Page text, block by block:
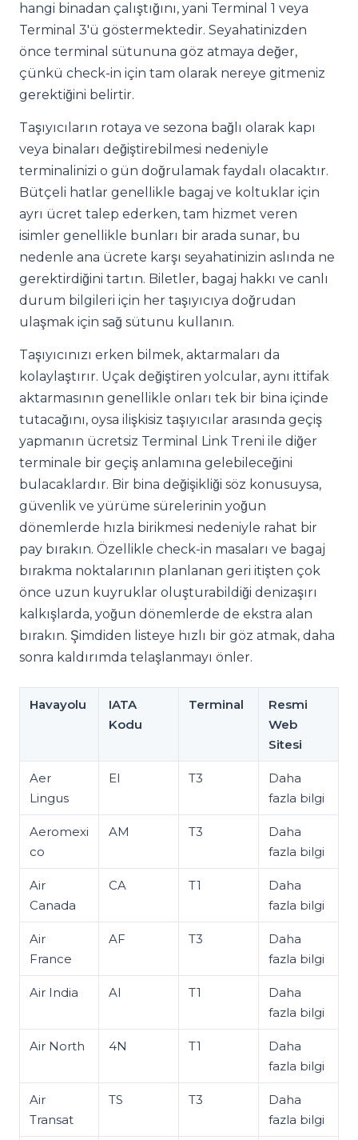
hangi binadan çalıştığını, yani Terminal 1 veya
Terminal 3'ü göstermektedir. Seyahatinizden
önce terminal sütununa göz atmaya değer,
çünkü check-in için tam olarak nereye gitmeniz
gerektiğini belirtir.
Taşıyıcıların rotaya ve sezona bağlı olarak kapı
veya binaları değiştirebilmesi nedeniyle
terminalinizi o gün doğrulamak faydalı olacaktır.
Bütçeli hatlar genellikle bagaj ve koltuklar için
ayrı ücret talep ederken, tam hizmet veren
isimler genellikle bunları bir arada sunar, bu
nedenle ana ücrete karşı seyahatinizin aslında ne
gerektirdiğini tartın. Biletler, bagaj hakkı ve canlı
durum bilgileri için her taşıyıcıya doğrudan
ulaşmak için sağ sütunu kullanın.
Taşıyıcınızı erken bilmek, aktarmaları da
kolaylaştırır. Uçak değiştiren yolcular, aynı ittifak
aktarmasının genellikle onları tek bir bina içinde
tutacağını, oysa ilişkisiz taşıyıcılar arasında geçiş
yapmanın ücretsiz Terminal Link Treni ile diğer
terminale bir geçiş anlamına gelebileceğini
bulacaklardır. Bir bina değişikliği söz konusuysa,
güvenlik ve yürüme sürelerinin yoğun
dönemlerde hızla birikmesi nedeniyle rahat bir
pay bırakın. Özellikle check-in masaları ve bagaj
bırakma noktalarının planlanan geri itişten çok
önce uzun kuyruklar oluşturabildiği denizaşırı
kalkışlarda, yoğun dönemlerde de ekstra alan
bırakın. Şimdiden listeye hızlı bir göz atmak, daha
sonra kaldırımda telaşlanmayı önler.
Havayolu
IATA
Kodu
Terminal
Resmi
Web
Sitesi
Aer
Lingus
EI T3
Daha
fazla bilgi
Aeromexi
co
AM T3
Daha
fazla bilgi
Air
Canada
CA T1
Daha
fazla bilgi
Air
France
AF T3
Daha
fazla bilgi
Air India AI T1
Daha
fazla bilgi
Air North 4N T1
Daha
fazla bilgi
Air
Transat
TS T3
Daha
fazla bilgi